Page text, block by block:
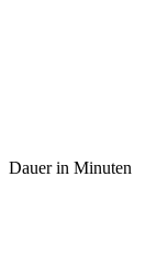
Dauer in Minuten